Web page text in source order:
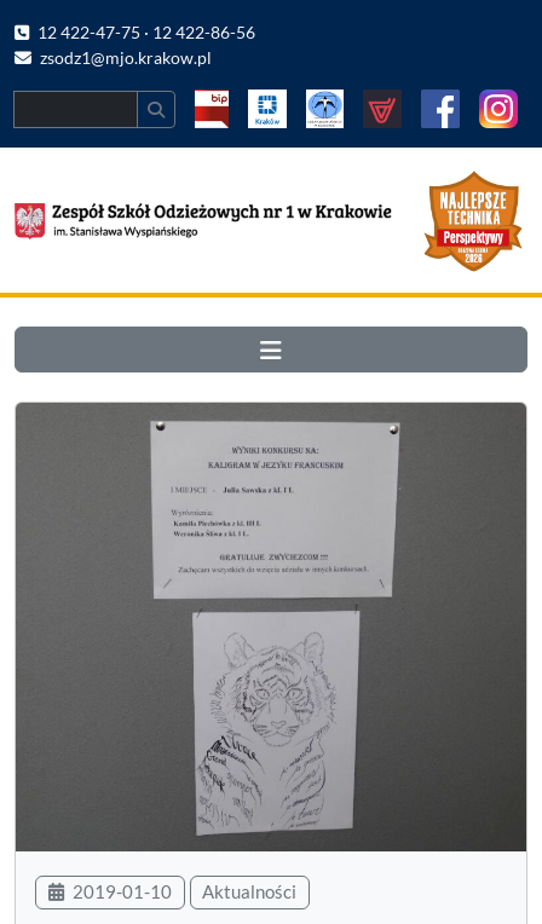
12 422-47-75 · 12 422-86-56
zsodz1@mjo.krakow.pl
2019-01-10 Aktualności